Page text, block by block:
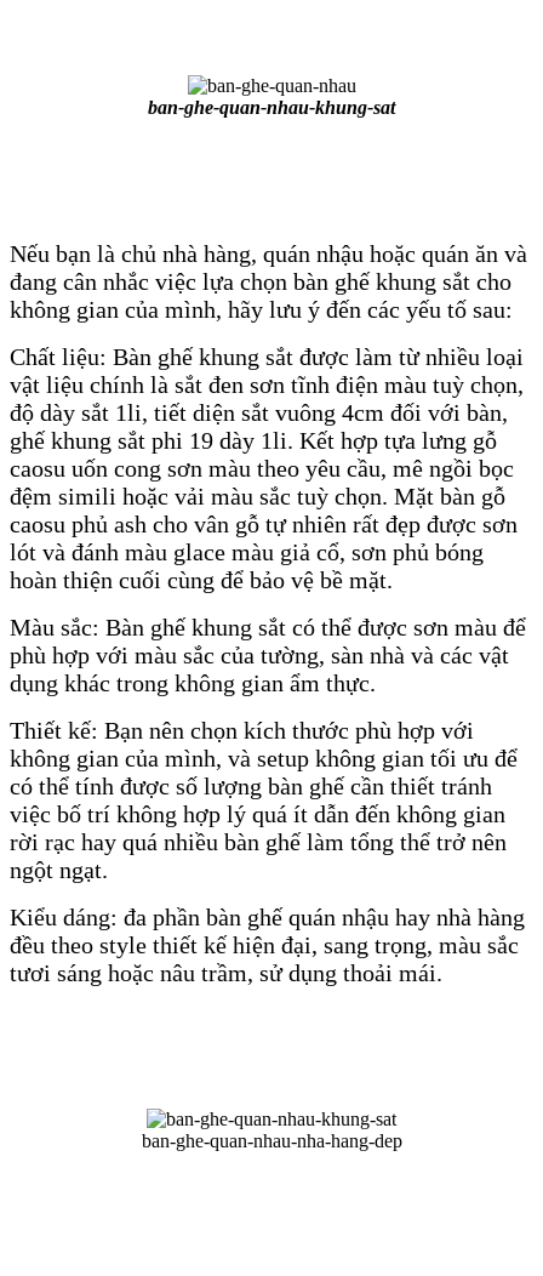
ban-ghe-quan-nhau-khung-sat
Nếu bạn là chủ nhà hàng, quán nhậu hoặc quán ăn và
đang cân nhắc việc lựa chọn bàn ghế khung sắt cho
không gian của mình, hãy lưu ý đến các yếu tố sau:
Chất liệu: Bàn ghế khung sắt được làm từ nhiều loại
vật liệu chính là sắt đen sơn tĩnh điện màu tuỳ chọn,
độ dày sắt 1li, tiết diện sắt vuông 4cm đối với bàn,
ghế khung sắt phi 19 dày 1li. Kết hợp tựa lưng gỗ
caosu uốn cong sơn màu theo yêu cầu, mê ngồi bọc
đệm simili hoặc vải màu sắc tuỳ chọn. Mặt bàn gỗ
caosu phủ ash cho vân gỗ tự nhiên rất đẹp được sơn
lót và đánh màu glace màu giả cổ, sơn phủ bóng
hoàn thiện cuối cùng để bảo vệ bề mặt.
Màu sắc: Bàn ghế khung sắt có thể được sơn màu để
phù hợp với màu sắc của tường, sàn nhà và các vật
dụng khác trong không gian ẩm thực.
Thiết kế: Bạn nên chọn kích thước phù hợp với
không gian của mình, và setup không gian tối ưu để
có thể tính được số lượng bàn ghế cần thiết tránh
việc bố trí không hợp lý quá ít dẫn đến không gian
rời rạc hay quá nhiều bàn ghế làm tổng thể trở nên
ngột ngạt.
Kiểu dáng: đa phần bàn ghế quán nhậu hay nhà hàng
đều theo style thiết kế hiện đại, sang trọng, màu sắc
tươi sáng hoặc nâu trầm, sử dụng thoải mái.
ban-ghe-quan-nhau-nha-hang-dep